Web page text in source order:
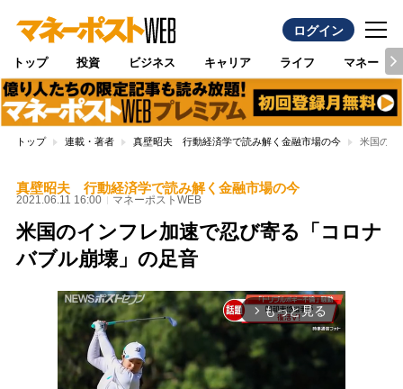
ログイン
トップ 投資 ビジネス キャリア ライフ マネー
トップ 連載・著者 真壁昭夫 行動経済学で読み解く金融市場の今 米国のイ
真壁昭夫 行動経済学で読み解く金融市場の今
2021.06.11 16:00 マネーポストWEB
米国のインフレ加速で忍び寄る「コロナ
バブル崩壊」の足音
arrow_forward_ios もっと見る